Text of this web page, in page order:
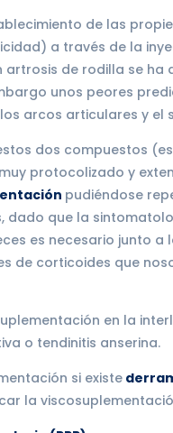
de las
a través de la
artrosis de rodilla se ha
unos peores
arcos articulares y el
dos compuestos
protocolizado y
pudiéndose
dado que la
es necesario junto
de corticoides que
en la
o tendinitis anserina.
si existe
la